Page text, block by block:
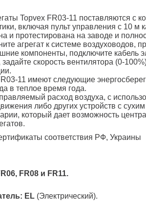
Topvex FR03-11 поставляются с
включая пульт управления с 10 м
и протестирована на заводе и
агрегат к системе воздуховодов,
компоненты, подключите кабель
скорость вентилятора (0-
11 имеют следующие
в теплое время года.
расход воздуха, с
либо других устройств с сухим
который дает возможность
соответствия РФ, Украины
FR08 и FR11.
EL(Электрический).